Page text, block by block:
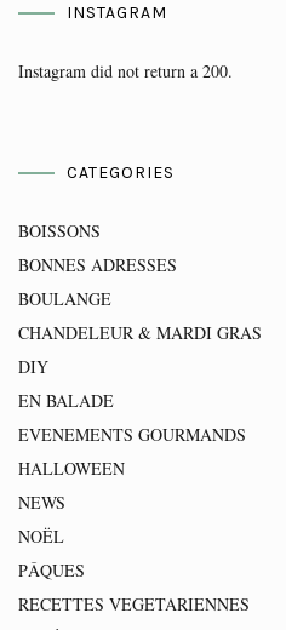
INSTAGRAM
Instagram did not return a 200.
CATEGORIES
BOISSONS
BONNES ADRESSES
BOULANGE
CHANDELEUR & MARDI GRAS
DIY
EN BALADE
EVENEMENTS GOURMANDS
HALLOWEEN
NEWS
NOËL
PÂQUES
RECETTES VEGETARIENNES